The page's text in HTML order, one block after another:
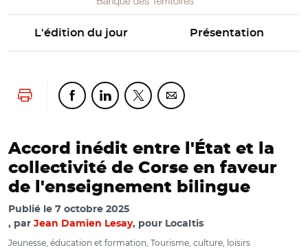
L'édition du jour Présentation
Lancer l'impressionPartager cette page sur Facebook
Partager cette page sur Linkedin
Partager cette page sur Twitter
Partager cette page sur
Accord inédit entre l'État et la
collectivité de Corse en faveur
de l'enseignement bilingue
Publié le 7 octobre 2025
par Jean Damien Lesay, pour Localtis
Jeunesse, éducation et formation, Tourisme, culture, loisirs